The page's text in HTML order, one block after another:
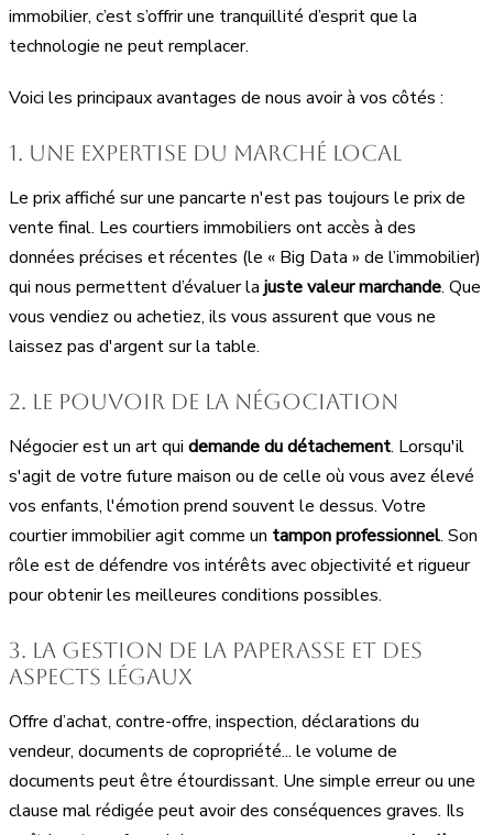
immobilier, c’est s’offrir une tranquillité d’esprit que la
technologie ne peut remplacer.
Voici les principaux avantages de nous avoir à vos côtés :
1. Une expertise du marché local
Le prix affiché sur une pancarte n'est pas toujours le prix de
vente final. Les courtiers immobiliers ont accès à des
données précises et récentes (le « Big Data » de l’immobilier)
qui nous permettent d’évaluer la juste valeur marchande. Que
vous vendiez ou achetiez, ils vous assurent que vous ne
laissez pas d'argent sur la table.
2. Le pouvoir de la négociation
Négocier est un art qui demande du détachement. Lorsqu'il
s'agit de votre future maison ou de celle où vous avez élevé
vos enfants, l'émotion prend souvent le dessus. Votre
courtier immobilier agit comme un tampon professionnel. Son
rôle est de défendre vos intérêts avec objectivité et rigueur
pour obtenir les meilleures conditions possibles.
3. La gestion de la paperasse et des
aspects légaux
Offre d’achat, contre-offre, inspection, déclarations du
vendeur, documents de copropriété... le volume de
documents peut être étourdissant. Une simple erreur ou une
clause mal rédigée peut avoir des conséquences graves. Ils